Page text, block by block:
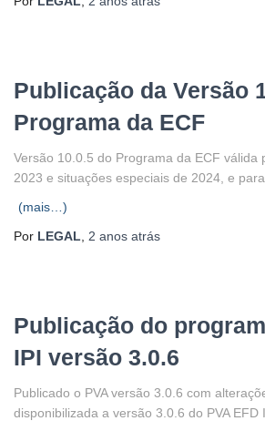
Publicação da Versão
Programa da ECF
Versão 10.0.5 do Programa da ECF válida
2023 e situações especiais de 2024, e
(mais…)
Por LEGAL 2 anos atrás
Publicação do
IPI versão 3.0.6
Publicado o PVA versão 3.0.6 com
disponibilizada a versão 3.0.6 do PVA EFD